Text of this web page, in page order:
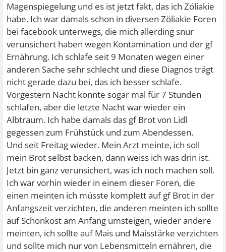
Magenspiegelung und es ist jetzt fakt, das ich Zöliakie
habe. Ich war damals schon in diversen Zöliakie Foren
bei facebook unterwegs, die mich allerding snur
verunsichert haben wegen Kontamination und der gf
Ernährung. Ich schlafe seit 9 Monaten wegen einer
anderen Sache sehr schlecht und diese Diagnos trägt
nicht gerade dazu bei, das ich besser schlafe.
Vorgestern Nacht konnte sogar mal für 7 Stunden
schlafen, aber die letzte Nacht war wieder ein
Albtraum. Ich habe damals das gf Brot von Lidl
gegessen zum Frühstück und zum Abendessen.
Und seit Freitag wieder. Mein Arzt meinte, ich soll
mein Brot selbst backen, dann weiss ich was drin ist.
Jetzt bin ganz verunsichert, was ich noch machen soll.
Ich war vorhin wieder in einem dieser Foren, die
einen meinten ich müsste komplett auf gf Brot in der
Anfangszeit verzichten, die anderen meinten ich sollte
auf Schonkost am Anfang umsteigen, wieder andere
meinten, ich sollte auf Mais und Maisstärke verzichten
und sollte mich nur von Lebensmitteln ernähren, die